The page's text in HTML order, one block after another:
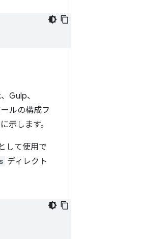
Gulp、
ルの構成フ
示します。
して使用で
ディレクト